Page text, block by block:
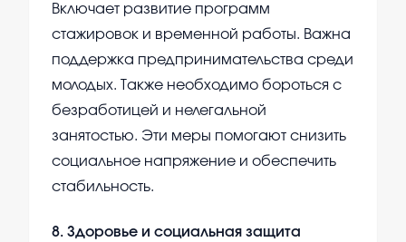
Включает развитие программ
стажировок и временной работы. Важна
поддержка предпринимательства среди
молодых. Также необходимо бороться с
безработицей и нелегальной
занятостью. Эти меры помогают снизить
социальное напряжение и обеспечить
стабильность.
8. Здоровье и социальная защита